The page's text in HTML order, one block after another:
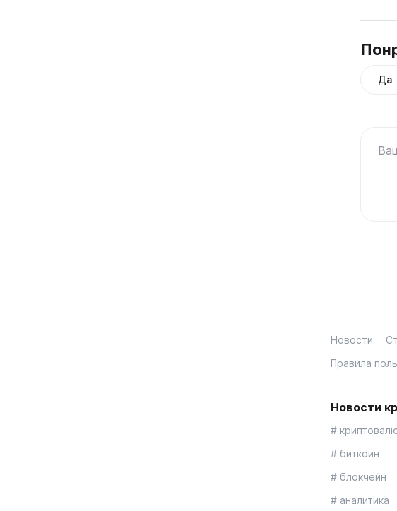
Да
Новости
Правила
Новости
#
# биткоин
# блокчейн
# аналитика